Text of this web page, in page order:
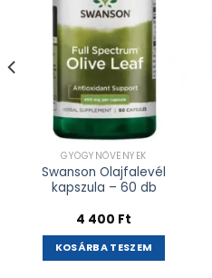
GYÓGYNÖVÉNYEK
Swanson Olajfalevél
kapszula – 60 db
4 400 Ft
KOSÁRBA TESZEM